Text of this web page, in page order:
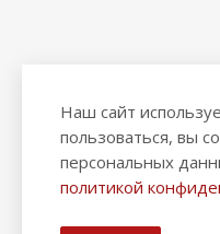
2026 © "Рыбак и
Наш сайт
пользоваться, вы
персональных
политикой